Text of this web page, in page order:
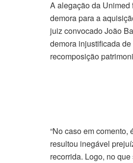
A alegação da
demora para a
juiz convocado João
demora injustificada
recomposição
“No caso em
resultou inegável
recorrida. Logo, no